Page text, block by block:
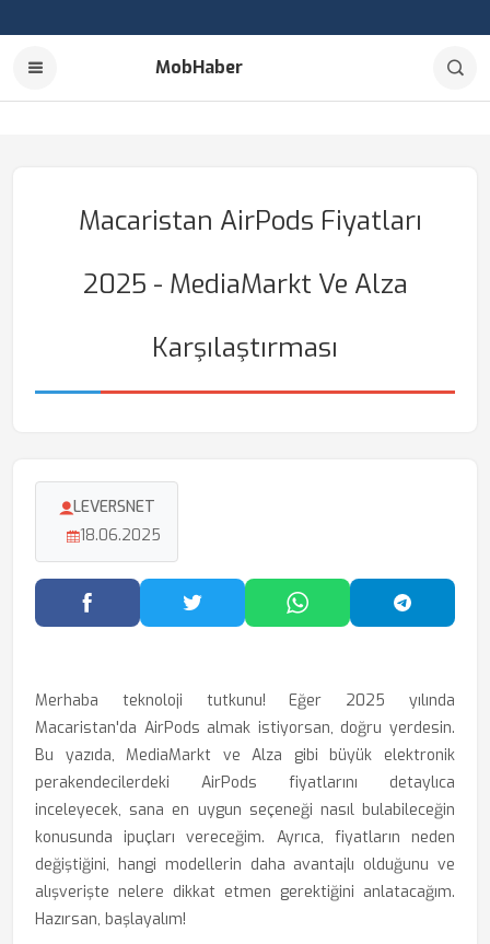
MobHaber
Macaristan AirPods Fiyatları
2025 - MediaMarkt Ve Alza
Karşılaştırması
LEVERSNET
18.06.2025
Facebook'ta PaylaşTwitter'da PaylaşWhatsApp'ta Paylaş
Merhaba teknoloji tutkunu! Eğer 2025 yılında
Macaristan'da AirPods almak istiyorsan, doğru yerdesin.
Bu yazıda, MediaMarkt ve Alza gibi büyük elektronik
perakendecilerdeki AirPods fiyatlarını detaylıca
inceleyecek, sana en uygun seçeneği nasıl bulabileceğin
konusunda ipuçları vereceğim. Ayrıca, fiyatların neden
değiştiğini, hangi modellerin daha avantajlı olduğunu ve
alışverişte nelere dikkat etmen gerektiğini anlatacağım.
Hazırsan, başlayalım!